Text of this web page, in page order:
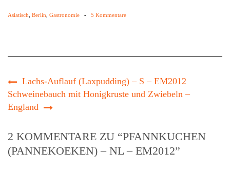
Asiatisch Berlin Gastronomie - 5 Kommentare
Lachs-Auflauf (Laxpudding) – S – EM2012
Schweinebauch mit Honigkruste und Zwiebeln –
England
2 KOMMENTARE ZU “PFANNKUCHEN
(PANNEKOEKEN) – NL – EM2012”